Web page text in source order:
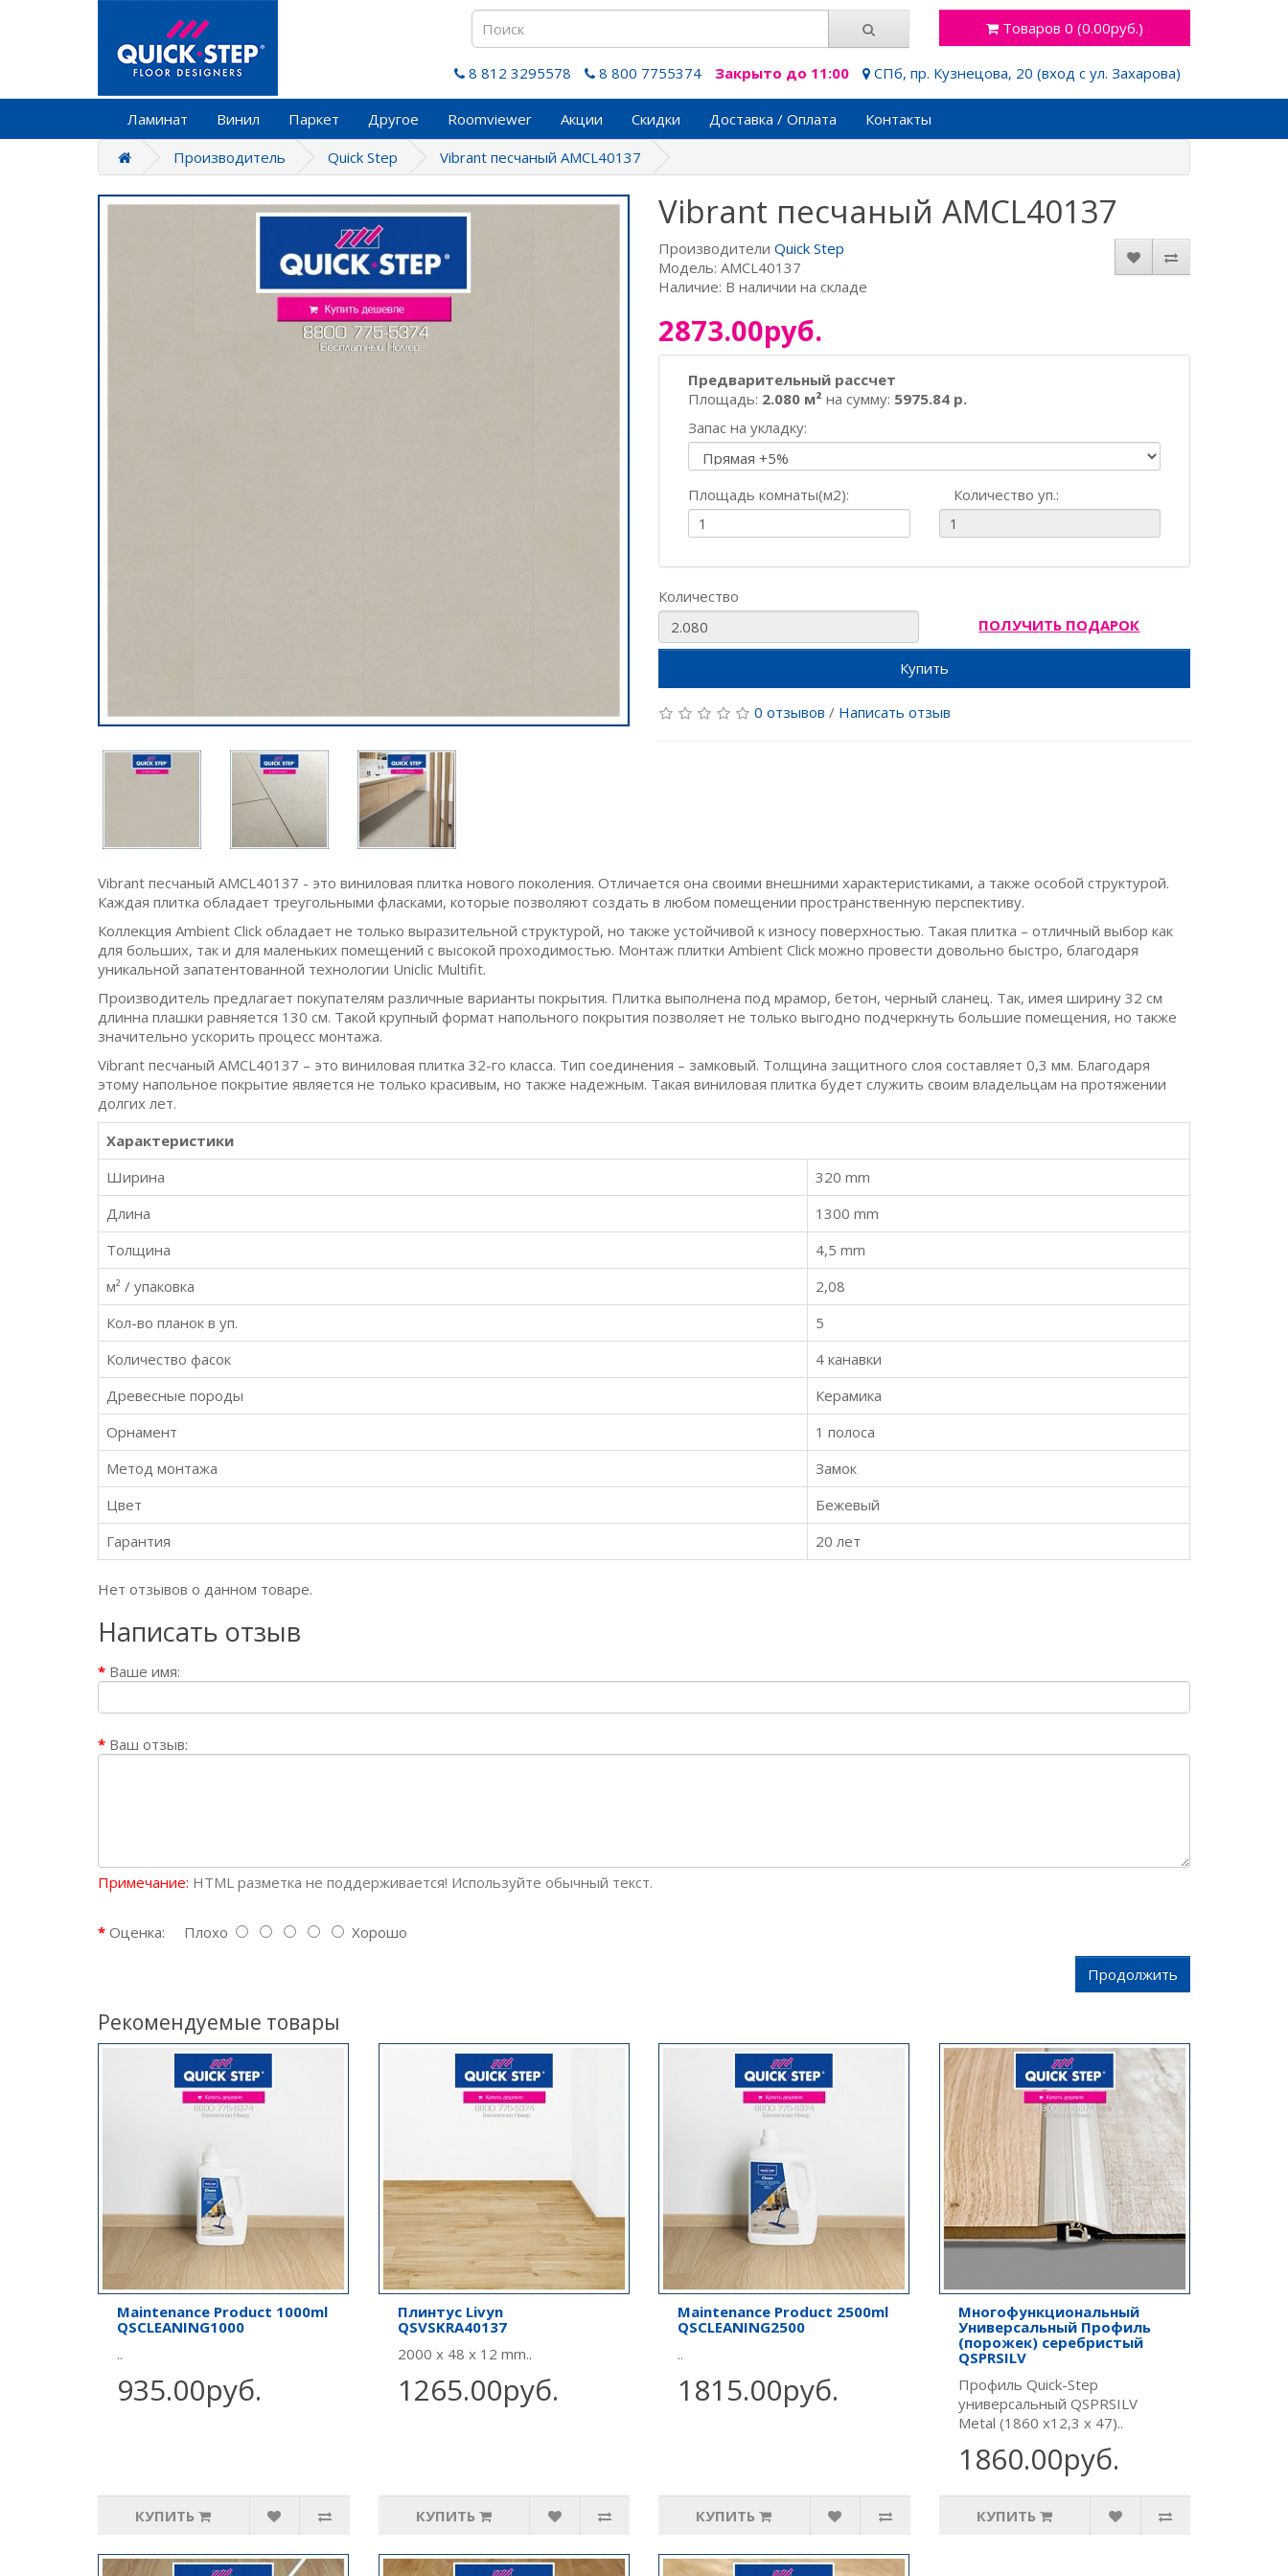
Товаров 0 (0.00руб.)
8 812 3295578 8 800 7755374 Закрыто до 11:00 СПб, пр. Кузнецова, 20 (вход с ул. Захарова)
Ламинат Винил Паркет Другое Roomviewer Акции Скидки Доставка / Оплата
Контакты
Производитель
Quick Step Vibrant песчаный AMCL40137
Vibrant песчаный AMCL40137
Производители Quick Step
Модель: AMCL40137
Наличие: В наличии на складе
2873.00руб.
Предварительный рассчет
Площадь: 2.080 м² на сумму: 5975.84 р.
Запас на укладку:
Площадь комнаты(м2): Количество уп.:
Количество
ПОЛУЧИТЬ ПОДАРОК
Купить
0 отзывов / Написать отзыв
Vibrant песчаный AMCL40137 - это виниловая плитка нового поколения. Отличается она своими внешними характеристиками, а также особой структурой.
Каждая плитка обладает треугольными фласками, которые позволяют создать в любом помещении пространственную перспективу.
Коллекция Ambient Click обладает не только выразительной структурой, но также устойчивой к износу поверхностью. Такая плитка – отличный выбор как
для больших, так и для маленьких помещений с высокой проходимостью. Монтаж плитки Ambient Click можно провести довольно быстро, благодаря
уникальной запатентованной технологии Uniclic Multifit.
Производитель предлагает покупателям различные варианты покрытия. Плитка выполнена под мрамор, бетон, черный сланец. Так, имея ширину 32 см
длинна плашки равняется 130 см. Такой крупный формат напольного покрытия позволяет не только выгодно подчеркнуть большие помещения, но также
значительно ускорить процесс монтажа.
Vibrant песчаный AMCL40137 – это виниловая плитка 32-го класса. Тип соединения – замковый. Толщина защитного слоя составляет 0,3 мм. Благодаря
этому напольное покрытие является не только красивым, но также надежным. Такая виниловая плитка будет служить своим владельцам на протяжении
долгих лет.
Характеристики
Ширина
320 mm
Длина
1300 mm
Толщина
4,5 mm
м² / упаковка
2,08
Кол-во планок в уп.
5
Количество фасок
4 канавки
Древесные породы
Керамика
Орнамент
1 полоса
Метод монтажа
Замок
Цвет
Бежевый
Гарантия
20 лет
Нет отзывов о данном товаре.
Написать отзыв
Ваше имя:
Ваш отзыв:
Примечание: HTML разметка не поддерживается! Используйте обычный текст.
Оценка: Плохо Хорошо
Продолжить
Рекомендуемые товары
Maintenance Product 1000ml
QSCLEANING1000
..
935.00руб.
КУПИТЬ
Плинтус Livyn
QSVSKRA40137
2000 x 48 x 12 mm..
1265.00руб.
КУПИТЬ
Maintenance Product 2500ml
QSCLEANING2500
..
1815.00руб.
КУПИТЬ
Многофункциональный
Универсальный Профиль
(порожек) серебристый
QSPRSILV
Профиль Quick-Step
универсальный QSPRSILV
Metal (1860 х12,3 х 47)..
1860.00руб.
КУПИТЬ